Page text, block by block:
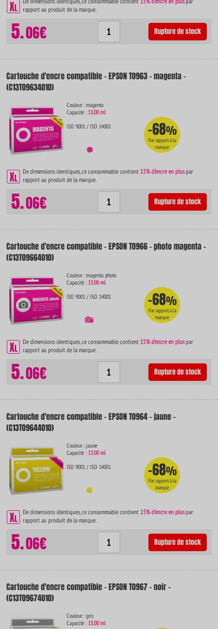
rapport au produit de la marque.
5.06€ Rupture de stock
Cartouche d'encre compatible - EPSON T0963 - magenta -
(C13T09634010)
Couleur : magenta
Capacité : 13.00 ml
ISO 9001 / ISO 14001
-68%
Par rapport à la
marque
De dimensions identiques, ce consommable contient 15% d'encre en pluspar
rapport au produit de la marque.
5.06€ Rupture de stock
Cartouche d'encre compatible - EPSON T0966 - photo magenta -
(C13T09664010)
Couleur : magenta photo
Capacité : 13.00 ml
ISO 9001 / ISO 14001
-68%
Par rapport à la
marque
De dimensions identiques, ce consommable contient 15% d'encre en pluspar
rapport au produit de la marque.
5.06€ Rupture de stock
Cartouche d'encre compatible - EPSON T0964 - jaune -
(C13T09644010)
Couleur : jaune
Capacité : 13.00 ml
ISO 9001 / ISO 14001
-68%
Par rapport à la
marque
De dimensions identiques, ce consommable contient 15% d'encre en pluspar
rapport au produit de la marque.
5.06€ Rupture de stock
Cartouche d'encre compatible - EPSON T0967 - noir -
(C13T09674010)
Couleur : gris
Capacité : 13.00 ml